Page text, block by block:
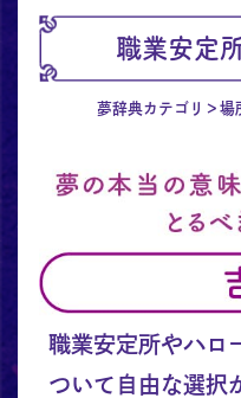
職業安定
夢辞典カテゴリ 場
職業安定所やハロ
ついて自由な選択